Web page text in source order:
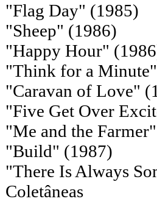
"Flag Day" (1985)
"Sheep" (1986)
"Happy Hour"
"Think for a
"Caravan of Love"
"Five Get Over
"Me and the
"Build" (1987)
"There Is Always
Coletâneas